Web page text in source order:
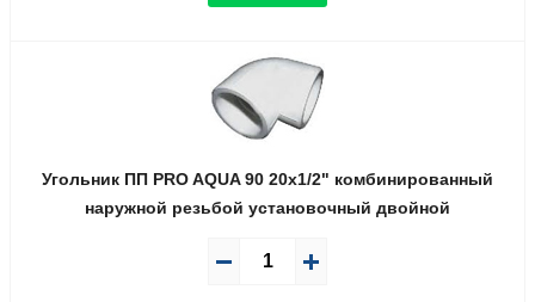
Угольник ПП PRO AQUA 90 20x1/2" комбинированный
наружной резьбой установочный двойной